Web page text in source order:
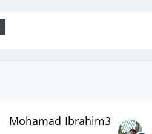
Mohamad Ibrahim3